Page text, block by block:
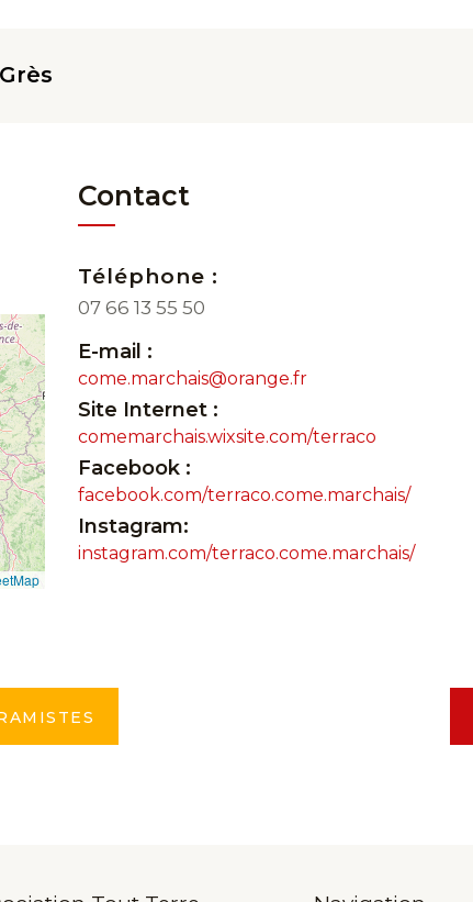
Grès
Contact
Téléphone :
07 66 13 55 50
E-mail :
come.marchais@orange.fr
Site Internet :
comemarchais.wixsite.com/terraco
Facebook :
facebook.com/terraco.come.marchais/
Instagram:
instagram.com/terraco.come.marchais/